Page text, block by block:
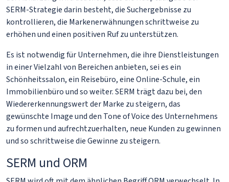
SERM-Strategie darin besteht, die Suchergebnisse zu
kontrollieren, die Markenerwähnungen schrittweise zu
erhöhen und einen positiven Ruf zu unterstützen.
Es ist notwendig für Unternehmen, die ihre Dienstleistungen
in einer Vielzahl von Bereichen anbieten, sei es ein
Schönheitssalon, ein Reisebüro, eine Online-Schule, ein
Immobilienbüro und so weiter. SERM trägt dazu bei, den
Wiedererkennungswert der Marke zu steigern, das
gewünschte Image und den Tone of Voice des Unternehmens
zu formen und aufrechtzuerhalten, neue Kunden zu gewinnen
und so schrittweise die Gewinne zu steigern.
SERM und ORM